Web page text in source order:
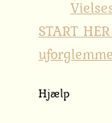
START
Hjælp